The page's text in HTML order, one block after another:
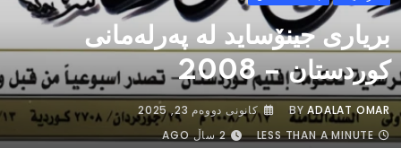
بریاری جینۆساید لە پەرلەمانی
کوردستان – 2008
BYADALAT OMAR
كانونی دووه‌م 23, 2025
LESS THAN A MINUTE
2 ساڵ AGO